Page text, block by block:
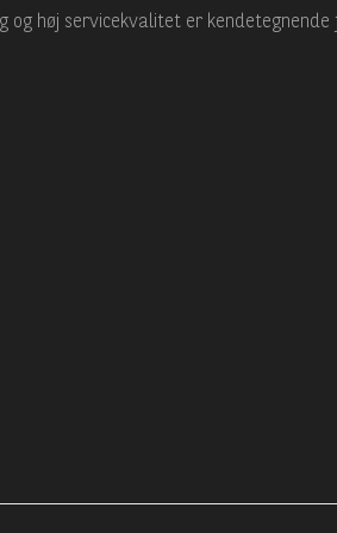
høj servicekvalitet er kendetegnende